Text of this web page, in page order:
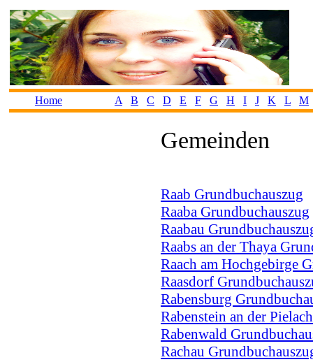
Home A B C D E F G H I J K L M
Gemeinden
Raab Grundbuchauszug
Raaba Grundbuchauszug
Raabau
Raabs an der Thaya
Raach am Hochgebirge
Raasdorf
Rabensburg
Rabenstein an der
Rabenwald
Rachau